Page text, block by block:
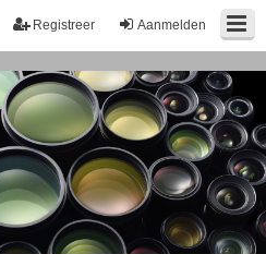
Aanmelden
Registreer